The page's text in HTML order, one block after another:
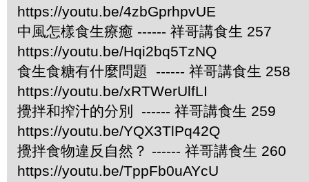
https://youtu.be/4zbGprhpvUE
中風怎樣食生療癒 ------ 祥哥講食生 257
https://youtu.be/Hqi2bq5TzNQ
食生食糖有什麼問題 ------ 祥哥講食生 258
https://youtu.be/xRTWerUlfLI
攪拌和搾汁的分別 ------ 祥哥講食生 259
https://youtu.be/YQX3TlPq42Q
攪拌食物違反自然？ ------ 祥哥講食生 260
https://youtu.be/TppFb0uAYcU